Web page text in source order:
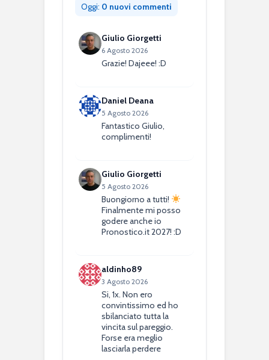
Oggi: 0 nuovi commenti
Giulio Giorgetti
6 Agosto 2026
Grazie! Dajeee! :D
Daniel Deana
5 Agosto 2026
Fantastico Giulio,
complimenti!
Giulio Giorgetti
5 Agosto 2026
Buongiorno a tutti!
Finalmente mi posso
godere anche io
Pronostico.it 2027! :D
aldinho89
3 Agosto 2026
Si, 1x. Non ero
convintissimo ed ho
sbilanciato tutta la
vincita sul pareggio.
Forse era meglio
lasciarla perdere